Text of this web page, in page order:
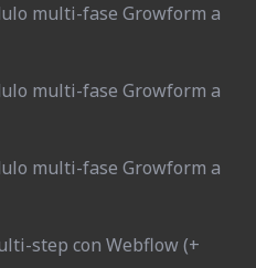
multi-fase Growform a
multi-fase Growform a
multi-fase Growform a
step con Webflow (+